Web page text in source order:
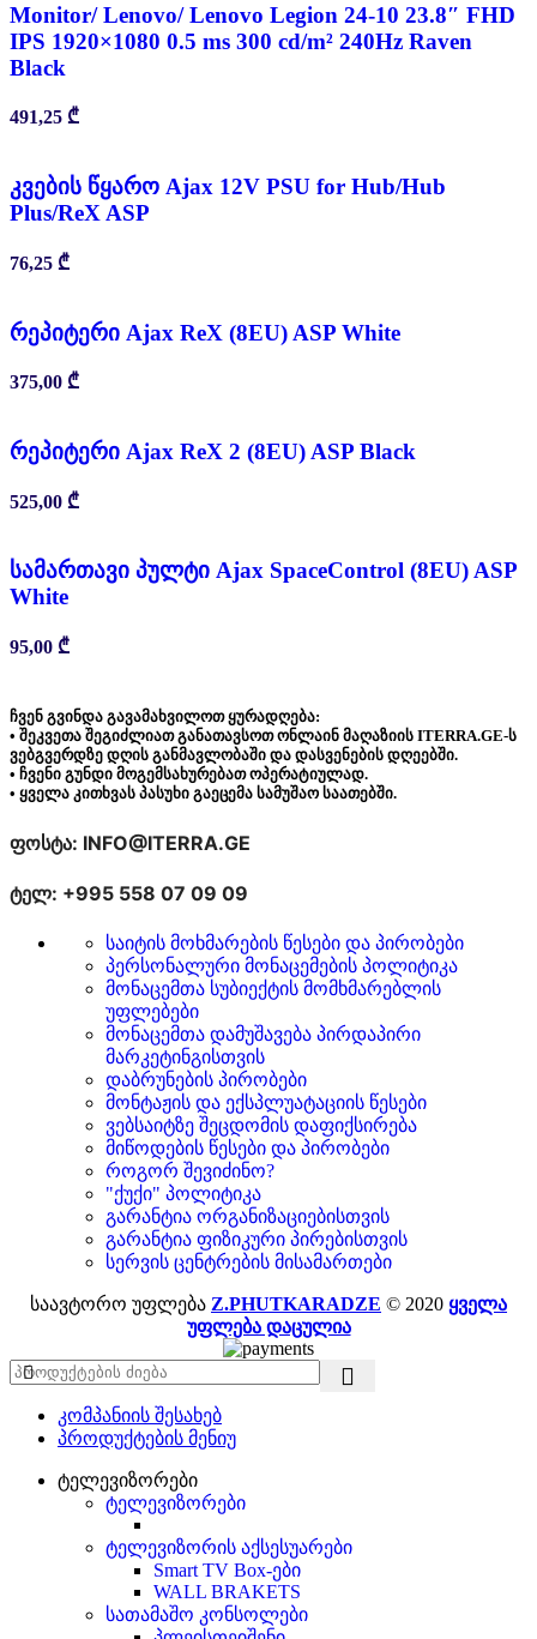
Monitor/ Lenovo/ Lenovo Legion 24-10 23.8″ FHD
IPS 1920×1080 0.5 ms 300 cd/m² 240Hz Raven
Black
491,25 ₾
კვების წყარო Ajax 12V PSU for Hub/Hub
Plus/ReX ASP
76,25 ₾
რეპიტერი Ajax ReX (8EU) ASP White
375,00 ₾
რეპიტერი Ajax ReX 2 (8EU) ASP Black
525,00 ₾
სამართავი პულტი Ajax SpaceControl (8EU) ASP
White
95,00 ₾
ჩვენ გვინდა გავამახვილოთ ყურადღება:
• შეკვეთა შეგიძლიათ განათავსოთ ონლაინ მაღაზიის ITERRA.GE-ს
ვებგვერდზე დღის განმავლობაში და დასვენების დღეებში.
• ჩვენი გუნდი მოგემსახურებათ ოპერატიულად.
• ყველა კითხვას პასუხი გაეცემა სამუშაო საათებში.
ფოსტა: INFO@ITERRA.GE
ტელ: +995 558 07 09 09
საიტის მოხმარების წესები და პირობები
პერსონალური მონაცემების პოლიტიკა
მონაცემთა სუბიექტის მომხმარებლის
უფლებები
მონაცემთა დამუშავება პირდაპირი
მარკეტინგისთვის
დაბრუნების პირობები
მონტაჟის და ექსპლუატაციის წესები
ვებსაიტზე შეცდომის დაფიქსირება
მიწოდების წესები და პირობები
როგორ შევიძინო?
"ქუქი" პოლიტიკა
გარანტია ორგანიზაციებისთვის
გარანტია ფიზიკური პირებისთვის
სერვის ცენტრების მისამართები
საავტორო უფლება Z.PHUTKARADZE © 2020 ყველა
უფლება დაცულია
კომპანიის შესახებ
პროდუქტების მენიუ
ტელევიზორები
ტელევიზორები
ტელევიზორის აქსესუარები
Smart TV Box-ები
WALL BRAKETS
სათამაშო კონსოლები